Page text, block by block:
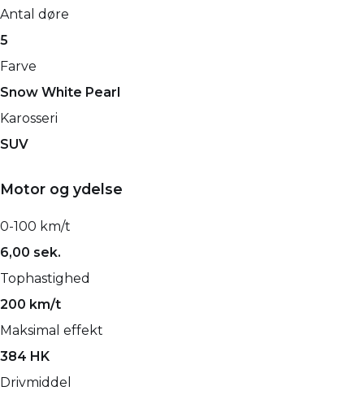
Antal døre
5
Farve
Snow White Pearl
Karosseri
SUV
Motor og ydelse
0-100 km/t
6,00 sek.
Tophastighed
200 km/t
Maksimal effekt
384 HK
Drivmiddel